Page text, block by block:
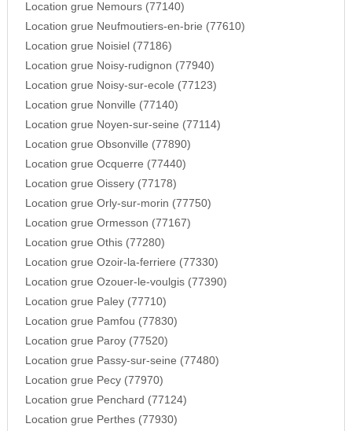
Location grue Nemours (77140)
Location grue Neufmoutiers-en-brie (77610)
Location grue Noisiel (77186)
Location grue Noisy-rudignon (77940)
Location grue Noisy-sur-ecole (77123)
Location grue Nonville (77140)
Location grue Noyen-sur-seine (77114)
Location grue Obsonville (77890)
Location grue Ocquerre (77440)
Location grue Oissery (77178)
Location grue Orly-sur-morin (77750)
Location grue Ormesson (77167)
Location grue Othis (77280)
Location grue Ozoir-la-ferriere (77330)
Location grue Ozouer-le-voulgis (77390)
Location grue Paley (77710)
Location grue Pamfou (77830)
Location grue Paroy (77520)
Location grue Passy-sur-seine (77480)
Location grue Pecy (77970)
Location grue Penchard (77124)
Location grue Perthes (77930)